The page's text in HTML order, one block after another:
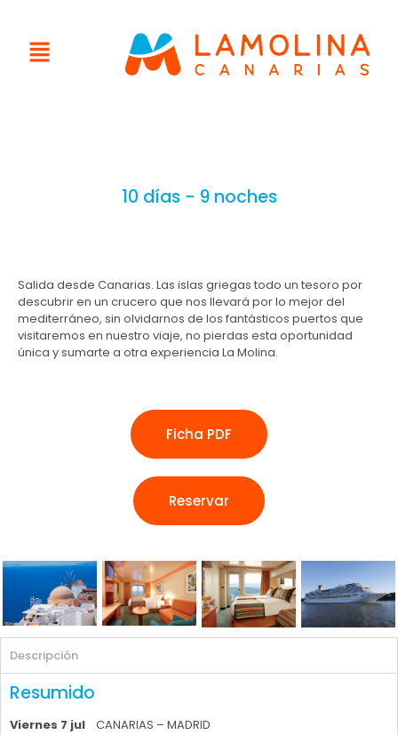
10 días - 9 noches
Salida desde Canarias. Las islas griegas todo un tesoro por
descubrir en un crucero que nos llevará por lo mejor del
mediterráneo, sin olvidarnos de los fantásticos puertos que
visitaremos en nuestro viaje, no pierdas esta oportunidad
única y sumarte a otra experiencia La Molina.
Ficha PDF
Reservar
Descripción
Resumido
Viernes 7 jul
CANARIAS – MADRID